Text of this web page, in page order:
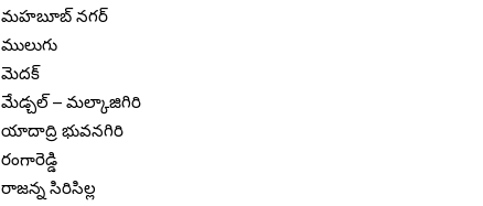
మహబూబ్ నగర్
ములుగు
మెదక్
మేడ్చల్ – మల్కాజిగిరి
యాదాద్రి భువనగిరి
రంగారెడ్డి
రాజన్న సిరిసిల్ల